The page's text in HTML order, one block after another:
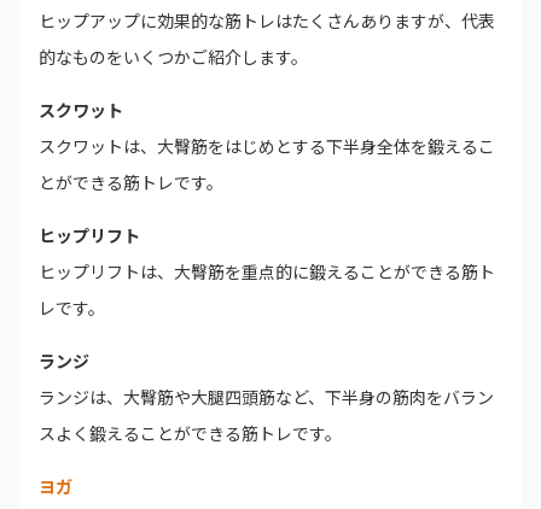
ヒップアップに効果的な筋トレはたくさんありますが、代表
的なものをいくつかご紹介します。
スクワット
スクワットは、大臀筋をはじめとする下半身全体を鍛えるこ
とができる筋トレです。
ヒップリフト
ヒップリフトは、大臀筋を重点的に鍛えることができる筋ト
レです。
ランジ
ランジは、大臀筋や大腿四頭筋など、下半身の筋肉をバラン
スよく鍛えることができる筋トレです。
ヨガ